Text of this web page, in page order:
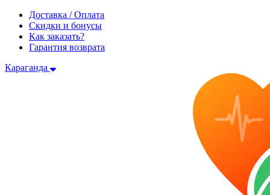
Доставка / Оплата
Скидки и бонусы
Как заказать?
Гарантия возврата
Караганда